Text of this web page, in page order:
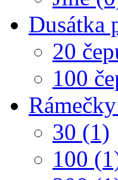
Dusátka
20
100
30 (1)
100